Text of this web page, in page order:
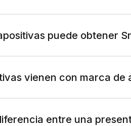
puede obtener
vienen con marca de
entre una